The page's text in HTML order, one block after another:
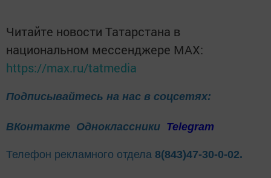
Читайте новости Татарстана в
национальном мессенджере MАХ:
https://max.ru/tatmedia
Подписывайтесь на нас в соцсетях:
ВКонтакте Одноклассники Telegram
Телефон рекламного отдела 8(843)47-30-0-02.